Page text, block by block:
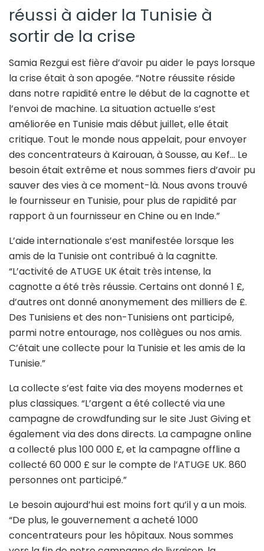
réussi à aider la Tunisie à
sortir de la crise
Samia Rezgui est fière d’avoir pu aider le pays lorsque
la crise était à son apogée. “Notre réussite réside
dans notre rapidité entre le début de la cagnotte et
l’envoi de machine. La situation actuelle s’est
améliorée en Tunisie mais début juillet, elle était
critique. Tout le monde nous appelait, pour envoyer
des concentrateurs à Kairouan, à Sousse, au Kef… Le
besoin était extrême et nous sommes fiers d’avoir pu
sauver des vies à ce moment-là. Nous avons trouvé
le fournisseur en Tunisie, pour plus de rapidité par
rapport à un fournisseur en Chine ou en Inde.”
L’aide internationale s’est manifestée lorsque les
amis de la Tunisie ont contribué à la cagnitte.
“L’activité de ATUGE UK était très intense, la
cagnotte a été très réussie. Certains ont donné 1 £,
d’autres ont donné anonymement des milliers de £.
Des Tunisiens et des non-Tunisiens ont participé,
parmi notre entourage, nos collègues ou nos amis.
C’était une collecte pour la Tunisie et les amis de la
Tunisie.”
La collecte s’est faite via des moyens modernes et
plus classiques. “L’argent a été collecté via une
campagne de crowdfunding sur le site Just Giving et
également via des dons directs. La campagne online
a collecté plus 100 000 £, et la campagne offline a
collecté 60 000 £ sur le compte de l’ATUGE UK. 860
personnes ont participé.”
Le besoin aujourd’hui est moins fort qu’il y a un mois.
“De plus, le gouvernement a acheté 1000
concentrateurs pour les hôpitaux. Nous sommes